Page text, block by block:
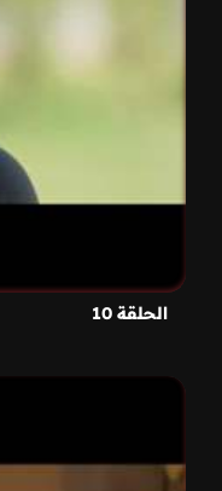
الحلقة 10